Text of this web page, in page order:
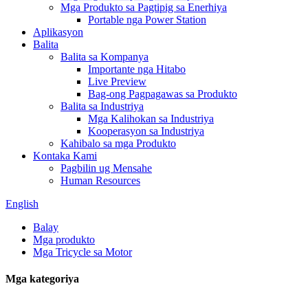
Mga Produkto sa Pagtipig sa Enerhiya
Portable nga Power Station
Aplikasyon
Balita
Balita sa Kompanya
Importante nga Hitabo
Live Preview
Bag-ong Pagpagawas sa Produkto
Balita sa Industriya
Mga Kalihokan sa Industriya
Kooperasyon sa Industriya
Kahibalo sa mga Produkto
Kontaka Kami
Pagbilin ug Mensahe
Human Resources
English
Balay
Mga produkto
Mga Tricycle sa Motor
Mga kategoriya